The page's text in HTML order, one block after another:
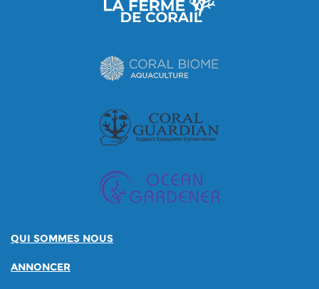
QUI SOMMES NOUS
ANNONCER